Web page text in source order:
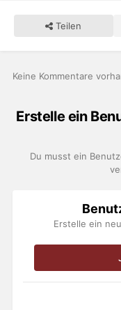
Teilen
Keine Kommentare
Erstelle ein
Du musst ein
Erstelle ein